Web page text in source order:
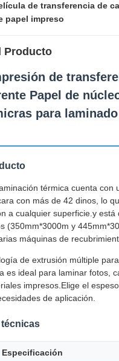
de transferencia de
papel impreso
Producto
de
Papel de
para laminado
térmica cuenta con
con más de 42 dinos, lo
a cualquier superficie.y está
(350mm*3000m y
máquinas de
de extrusión múltiple
es ideal para laminar fotos,
impresos.Elige el
de aplicación.
Especificación